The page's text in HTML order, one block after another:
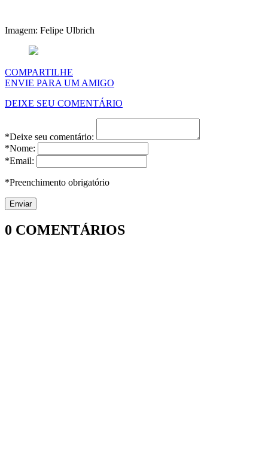
Imagem: Felipe Ulbrich
COMPARTILHE
ENVIE PARA UM AMIGO
DEIXE SEU COMENTÁRIO
*Deixe seu comentário:
*Nome:
*Email:
*Preenchimento obrigatório
0 COMENTÁRIOS